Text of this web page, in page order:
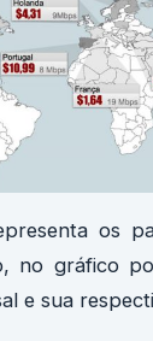
os
no gráfico
e sua